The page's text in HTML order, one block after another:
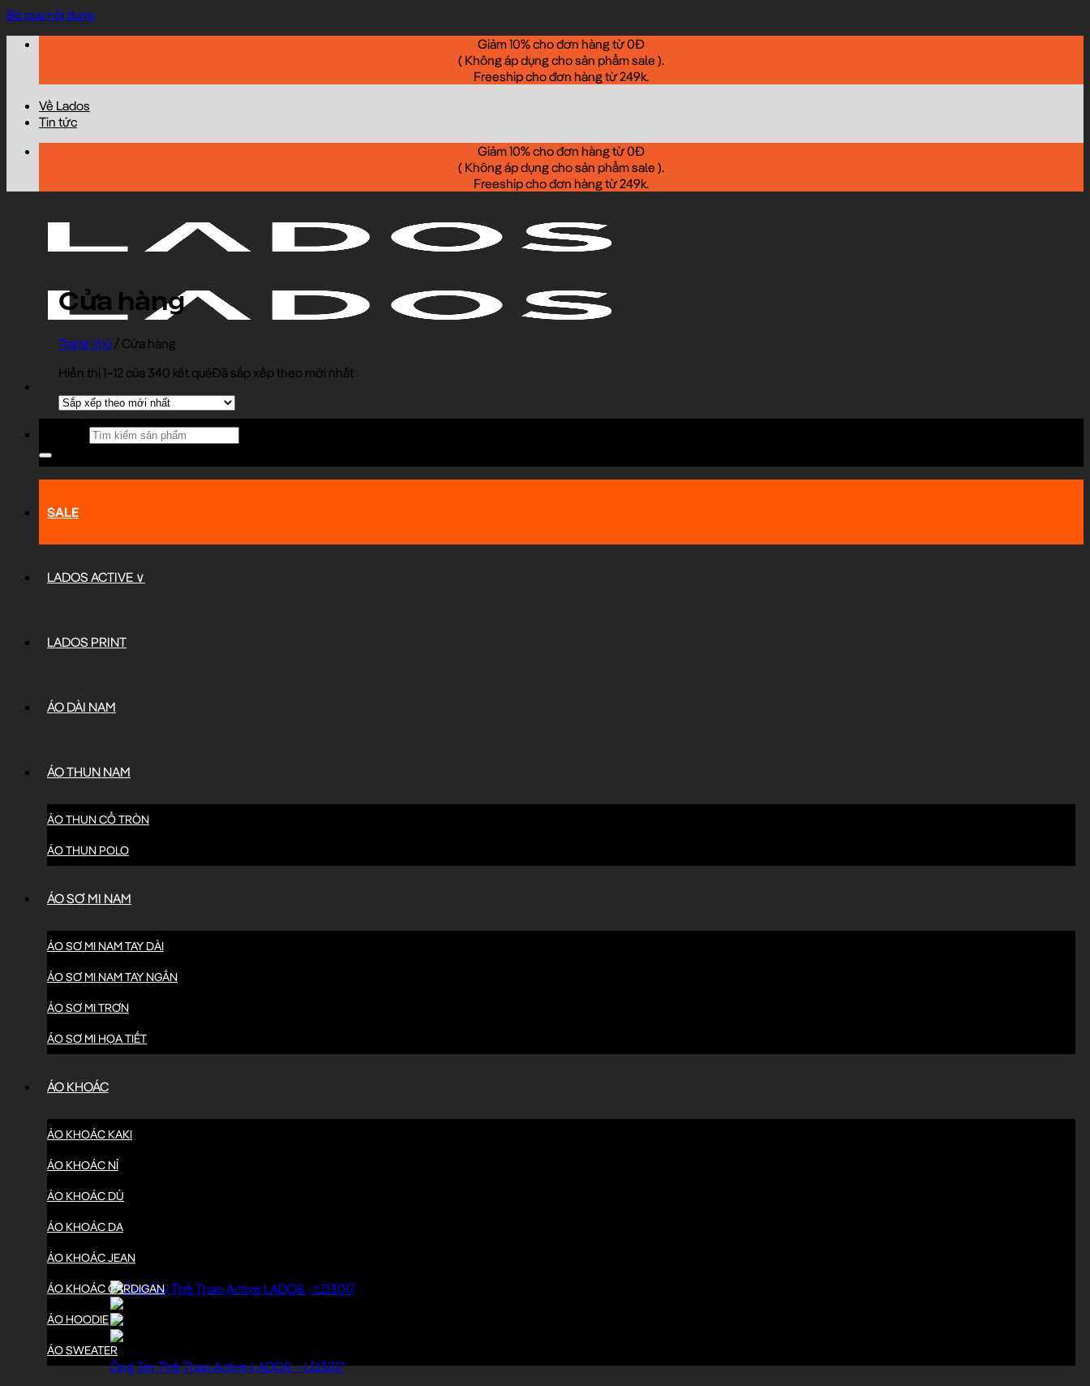
Bỏ qua nội dung
Giảm 10% cho đơn hàng từ 0Đ
( Không áp dụng cho sản phẩm sale ).
Freeship cho đơn hàng từ 249k.
Về Lados
Tin tức
Giảm 10% cho đơn hàng từ 0Đ
( Không áp dụng cho sản phẩm sale ).
Freeship cho đơn hàng từ 249k.
SALE
LADOS ACTIVE ∨
LADOS PRINT
ÁO DÀI NAM
ÁO THUN NAM
ÁO THUN CỔ TRÒN
ÁO THUN POLO
ÁO SƠ MI NAM
ÁO SƠ MI NAM TAY DÀI
ÁO SƠ MI NAM TAY NGẮN
ÁO SƠ MI TRƠN
ÁO SƠ MI HỌA TIẾT
ÁO KHOÁC
ÁO KHOÁC KAKI
ÁO KHOÁC NỈ
ÁO KHOÁC DÙ
ÁO KHOÁC DA
ÁO KHOÁC JEAN
ÁO KHOÁC CARDIGAN
ÁO HOODIE
ÁO SWEATER
Cửa hàng
Trang chủ / Cửa hàng
Hiển thị 1–12 của 340 kết quảĐã sắp xếp theo mới nhất
Ống Tay Thể Thao Active LADOS – LD3017